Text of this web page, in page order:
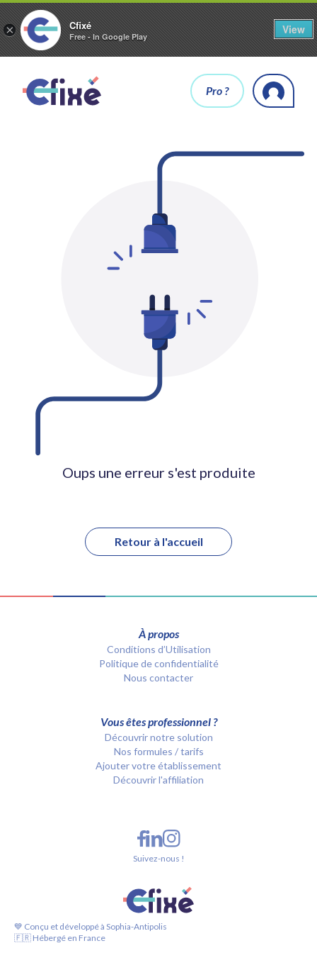
× Cfixé
Free - In Google Play
View
Pro ?
Oups une erreur s'est produite
Retour à l'accueil
À propos
Conditions d’Utilisation
Politique de confidentialité
Nous contacter
Vous êtes professionnel ?
Découvrir notre solution
Nos formules / tarifs
Ajouter votre établissement
Découvrir l'affiliation
💙 Conçu et développé à Sophia-Antipolis
🇫🇷 Hébergé en France
Suivez-nous !